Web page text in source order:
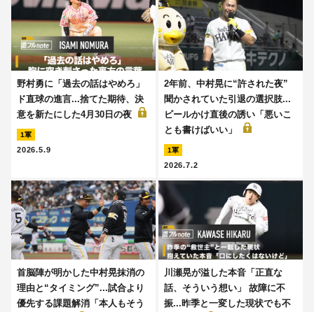
野村勇に「過去の話はやめろ」
ド直球の進言...捨てた期待、決
意を新たにした4月30日の夜
1軍
2026.5.9
2年前、中村晃に“許された夜”
聞かされていた引退の選択肢...
ビールかけ直後の誘い「悪いこ
とも書けばいい」
1軍
2026.7.2
首脳陣が明かした中村晃抹消の
理由と“タイミング”...試合より
優先する課題解消「本人もそう
川瀬晃が溢した本音「正直な
話、そういう想い」 故障に不
振...昨季と一変した現状でも不